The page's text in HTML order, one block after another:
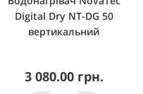
Digital Dry NT-DG 50
вертикальний
3 080.00 грн.